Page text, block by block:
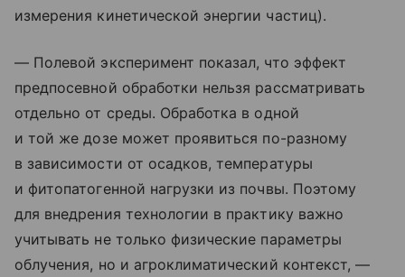
измерения кинетической энергии частиц).
— Полевой эксперимент показал, что эффект
предпосевной обработки нельзя рассматривать
отдельно от среды. Обработка в одной
и той же дозе может проявиться по-разному
в зависимости от осадков, температуры
и фитопатогенной нагрузки из почвы. Поэтому
для внедрения технологии в практику важно
учитывать не только физические параметры
облучения, но и агроклиматический контекст, —